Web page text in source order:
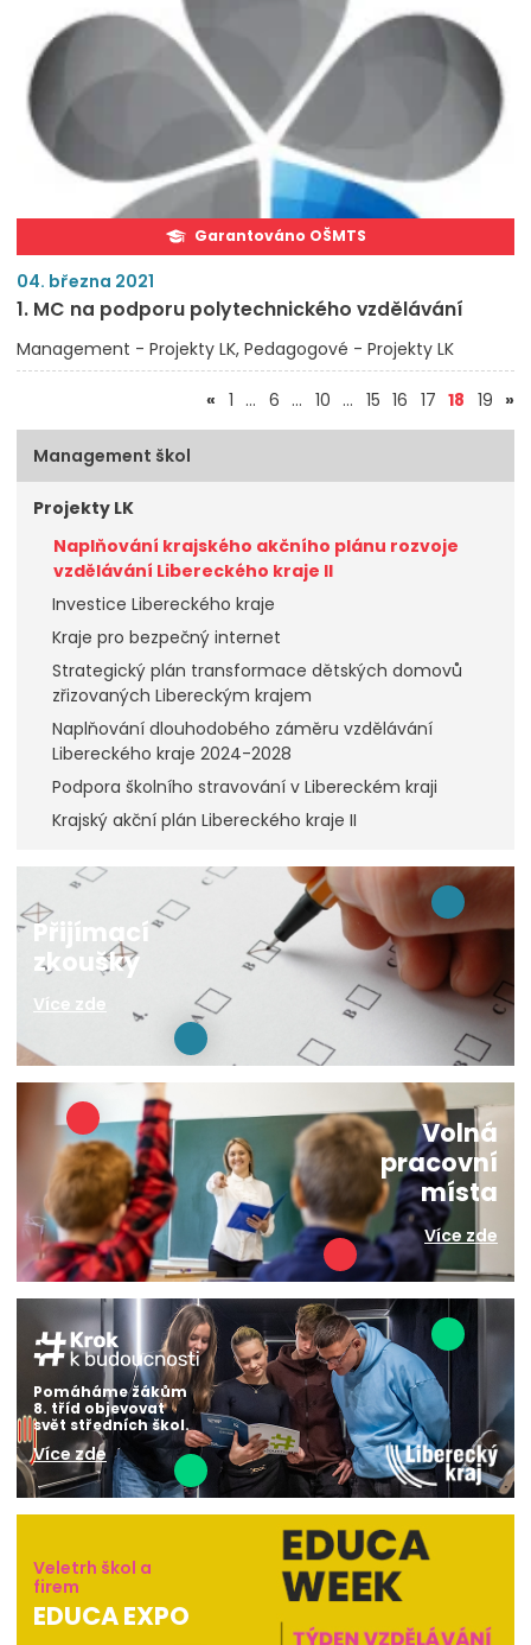
Garantováno OŠMTS
04. března 2021
1. MC na podporu polytechnického vzdělávání
Management - Projekty LK Pedagogové - Projekty LK
« 1 … 6 … 10 … 15 16 17 18 19 »
Management škol
Projekty LK
Naplňování krajského akčního plánu rozvoje
vzdělávání Libereckého kraje II
Investice Libereckého kraje
Kraje pro bezpečný internet
Strategický plán transformace dětských domovů
zřizovaných Libereckým krajem
Naplňování dlouhodobého záměru vzdělávání
Libereckého kraje 2024-2028
Podpora školního stravování v Libereckém kraji
Krajský akční plán Libereckého kraje II
Přijímací
zkoušky
Více zde
Volná
pracovní
místa
Více zde
Pomáháme žákům
8. tříd objevovat
svět středních škol.
Více zde
Veletrh škol a
firem
EDUCA EXPO